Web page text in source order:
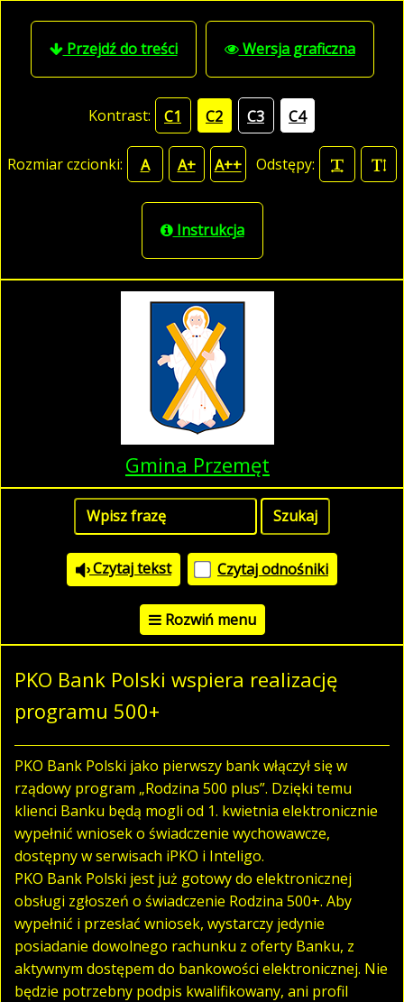
Przejdź do treści Wersja graficzna
Kontrast: C1 C2 C3 C4
Rozmiar czcionki: A A+ A++ Odstępy:
Instrukcja
Gmina Przemęt
Czytaj tekst Czytaj odnośniki
Rozwiń menu
PKO Bank Polski wspiera realizację
programu 500+
PKO Bank Polski jako pierwszy bank włączył się w
rządowy program „Rodzina 500 plus”. Dzięki temu
klienci Banku będą mogli od 1. kwietnia elektronicznie
wypełnić wniosek o świadczenie wychowawcze,
dostępny w serwisach iPKO i Inteligo.
PKO Bank Polski jest już gotowy do elektronicznej
obsługi zgłoszeń o świadczenie Rodzina 500+. Aby
wypełnić i przesłać wniosek, wystarczy jedynie
posiadanie dowolnego rachunku z oferty Banku, z
aktywnym dostępem do bankowości elektronicznej. Nie
będzie potrzebny podpis kwalifikowany, ani profil